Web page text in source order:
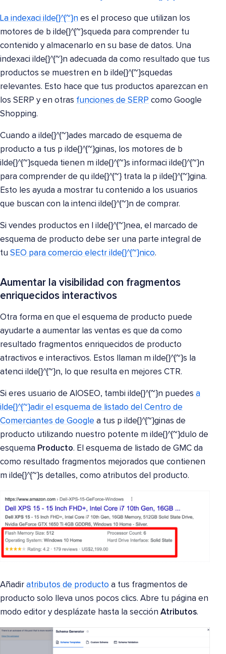
La indexaci ilde{}^{~}n es el proceso que utilizan los
motores de b ilde{}^{~}squeda para comprender tu
contenido y almacenarlo en su base de datos. Una
indexaci ilde{}^{~}n adecuada da como resultado que tus
productos se muestren en b ilde{}^{~}squedas
relevantes. Esto hace que tus productos aparezcan en
los SERP y en otras funciones de SERP como Google
Shopping.
Cuando a ilde{}^{~}ades marcado de esquema de
producto a tus p ilde{}^{~}ginas, los motores de b
ilde{}^{~}squeda tienen m ilde{}^{~}s informaci ilde{}^{~}n
para comprender de qu ilde{}^{~} trata la p ilde{}^{~}gina.
Esto les ayuda a mostrar tu contenido a los usuarios
que buscan con la intenci ilde{}^{~}n de comprar.
Si vendes productos en l ilde{}^{~}nea, el marcado de
esquema de producto debe ser una parte integral de
tu SEO para comercio electr ilde{}^{~}nico.
Aumentar la visibilidad con fragmentos
enriquecidos interactivos
Otra forma en que el esquema de producto puede
ayudarte a aumentar las ventas es que da como
resultado fragmentos enriquecidos de producto
atractivos e interactivos. Estos llaman m ilde{}^{~}s la
atenci ilde{}^{~}n, lo que resulta en mejores CTR.
Si eres usuario de AIOSEO, tambi ilde{}^{~}n puedes a
ilde{}^{~}adir el esquema de listado del Centro de
Comerciantes de Google a tus p ilde{}^{~}ginas de
producto utilizando nuestro potente m ilde{}^{~}dulo de
esquema Producto. El esquema de listado de GMC da
como resultado fragmentos mejorados que contienen
m ilde{}^{~}s detalles, como atributos del producto.
Añadir atributos de producto a tus fragmentos de
producto solo lleva unos pocos clics. Abre tu página en
modo editor y desplázate hasta la sección Atributos.